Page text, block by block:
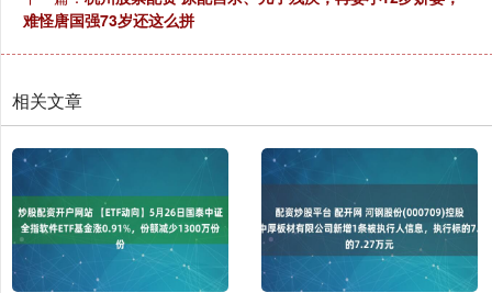
难怪唐国强73岁还这么拼
相关文章